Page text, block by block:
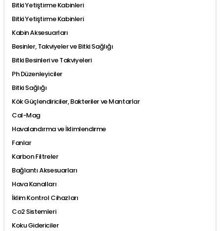
Bitki Yetiştirme Kabinleri
Bitki Yetiştirme Kabinleri
Kabin Aksesuarları
Besinler, Takviyeler ve Bitki Sağlığı
Bitki Besinleri ve Takviyeleri
Ph Düzenleyiciler
Bitki Sağlığı
Kök Güçlendiriciler, Bakteriler ve Mantarlar
Cal-Mag
Havalandırma ve İklimlendirme
Fanlar
Karbon Filtreler
Bağlantı Aksesuarları
Hava Kanalları
İklim Kontrol Cihazları
Co2 Sistemleri
Koku Gidericiler